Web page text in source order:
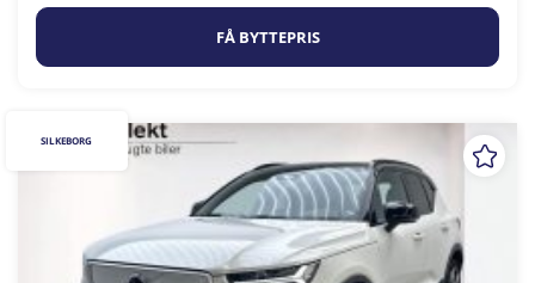
FÅ BYTTEPRIS
SILKEBORG